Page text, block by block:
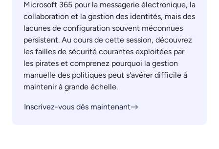
Microsoft 365 pour la messagerie électronique, la
collaboration et la gestion des identités, mais des
lacunes de configuration souvent méconnues
persistent. Au cours de cette session, découvrez
les failles de sécurité courantes exploitées par
les pirates et comprenez pourquoi la gestion
manuelle des politiques peut s'avérer difficile à
maintenir à grande échelle.
Inscrivez-vous dès maintenant